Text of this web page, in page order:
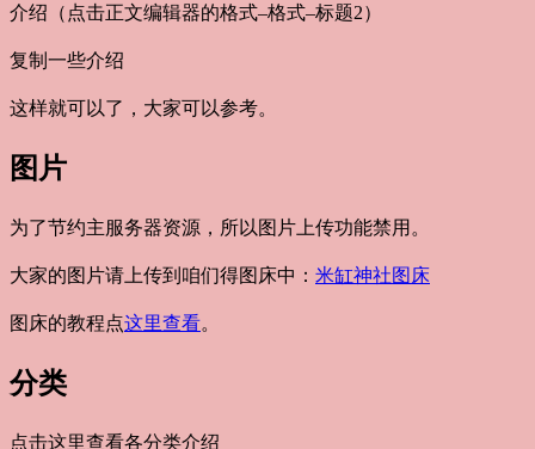
介绍（点击正文编辑器的格式–格式–标题2）
复制一些介绍
这样就可以了，大家可以参考。
图片
为了节约主服务器资源，所以图片上传功能禁用。
大家的图片请上传到咱们得图床中： 米缸神社图床
图床的教程点这里查看。
分类
点击这里查看各分类介绍